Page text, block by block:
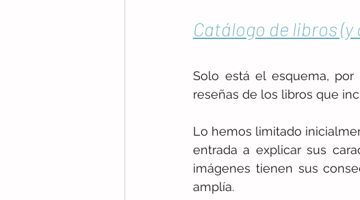
Catálogo de libros
Solo está el esquema, por
reseñas de los libros que
Lo hemos limitado
entrada a explicar sus
imágenes tienen sus
amplía.